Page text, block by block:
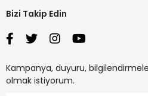
Bizi Takip Edin
Kampanya, duyuru,
olmak istiyorum.